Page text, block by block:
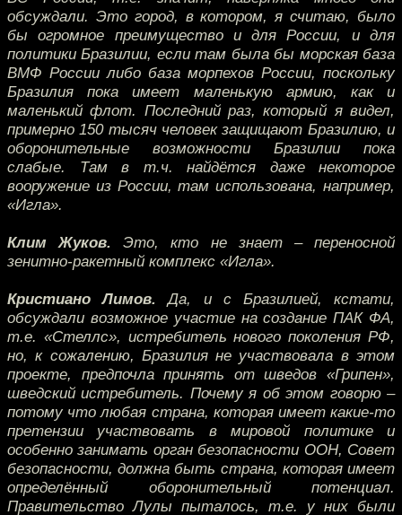
обсуждали. Это город, в котором, я считаю, было
бы огромное преимущество и для России, и для
политики Бразилии, если там была бы морская база
ВМФ России либо база морпехов России, поскольку
Бразилия пока имеет маленькую армию, как и
маленький флот. Последний раз, который я видел,
примерно 150 тысяч человек защищают Бразилию, и
оборонительные возможности Бразилии пока
слабые. Там в т.ч. найдётся даже некоторое
вооружение из России, там использована, например,
«Игла».
Клим Жуков. Это, кто не знает – переносной
зенитно-ракетный комплекс «Игла».
Кристиано Лимов. Да, и с Бразилией, кстати,
обсуждали возможное участие на создание ПАК ФА,
т.е. «Стеллс», истребитель нового поколения РФ,
но, к сожалению, Бразилия не участвовала в этом
проекте, предпочла принять от шведов «Грипен»,
шведский истребитель. Почему я об этом говорю –
потому что любая страна, которая имеет какие-то
претензии участвовать в мировой политике и
особенно занимать орган безопасности ООН, Совет
безопасности, должна быть страна, которая имеет
определённый оборонительный потенциал.
Правительство Лулы пыталось, т.е. у них были